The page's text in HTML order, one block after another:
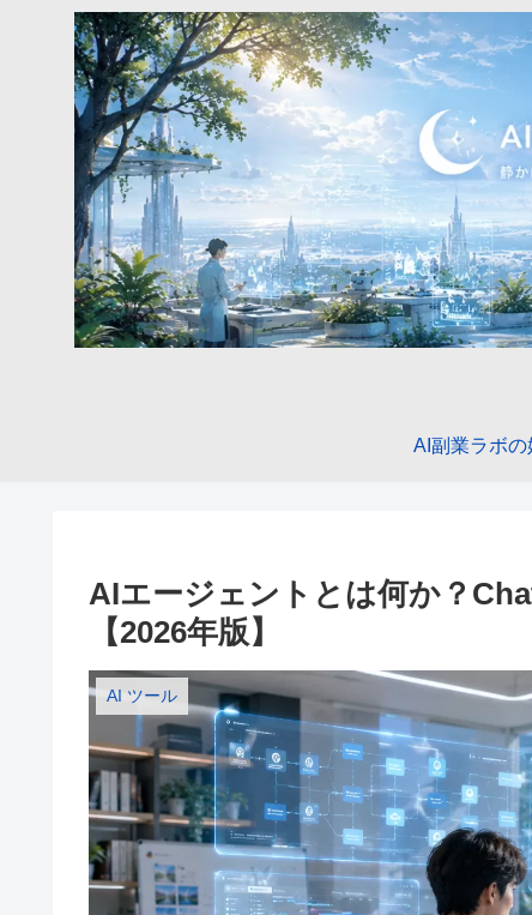
AI副業ラボの
AIエージェントとは何か？
【2026年版】
AI ツール